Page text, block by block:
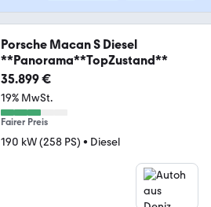
Porsche Macan S Diesel
**Panorama**TopZustand**
35.899 €
19% MwSt.
Fairer Preis
190 kW (258 PS) • Diesel